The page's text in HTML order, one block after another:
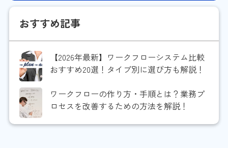
おすすめ記事
【2026年最新】ワークフローシステム比較
おすすめ20選！タイプ別に選び方も解説！
ワークフローの作り方・手順とは？業務プ
ロセスを改善するための方法を解説！